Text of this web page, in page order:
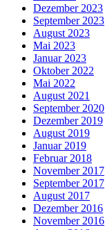
Dezember 2023
September 2023
August 2023
Mai 2023
Januar 2023
Oktober 2022
Mai 2022
August 2021
September 2020
Dezember 2019
August 2019
Januar 2019
Februar 2018
November 2017
September 2017
August 2017
Dezember 2016
November 2016